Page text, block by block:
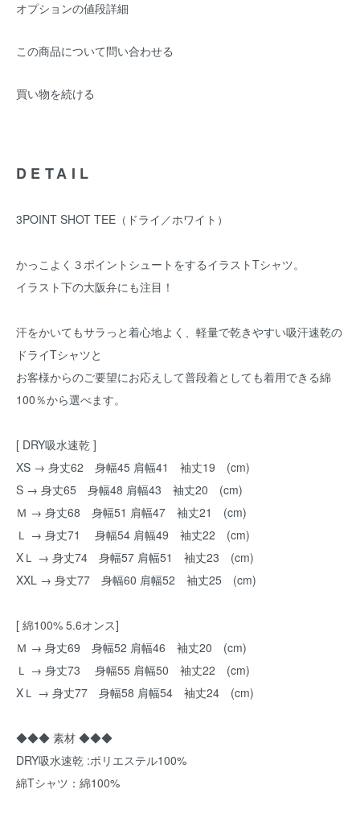
オプションの値段詳細
この商品について問い合わせる
買い物を続ける
DETAIL
3POINT SHOT TEE（ドライ／ホワイト）
かっこよく３ポイントシュートをするイラストTシャツ。
イラスト下の大阪弁にも注目！
汗をかいてもサラっと着心地よく、軽量で乾きやすい吸汗速乾の
ドライTシャツと
お客様からのご要望にお応えして普段着としても着用できる綿
100％から選べます。
[ DRY吸水速乾 ]
XS → 身丈62 身幅45 肩幅41 袖丈19 (cm)
S → 身丈65 身幅48 肩幅43 袖丈20 (cm)
Ｍ → 身丈68 身幅51 肩幅47 袖丈21 (cm)
Ｌ → 身丈71 身幅54 肩幅49 袖丈22 (cm)
XＬ → 身丈74 身幅57 肩幅51 袖丈23 (cm)
XXL → 身丈77 身幅60 肩幅52 袖丈25 (cm)
[ 綿100% 5.6オンス]
Ｍ → 身丈69 身幅52 肩幅46 袖丈20 (cm)
Ｌ → 身丈73 身幅55 肩幅50 袖丈22 (cm)
XＬ → 身丈77 身幅58 肩幅54 袖丈24 (cm)
◆◆◆ 素材 ◆◆◆
DRY吸水速乾 :ポリエステル100%
綿Tシャツ：綿100%